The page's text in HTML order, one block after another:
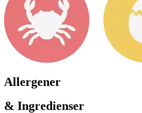
Allergener
& Ingredienser